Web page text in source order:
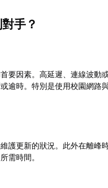
手？
要因素。高延遲、連線波動
逾時。特別是使用校園網路
護更新的狀況。此外在離峰
需時間。